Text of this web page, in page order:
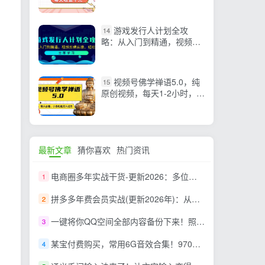
14 游戏发行人计划全攻
略：从入门到精通，视频剪
15 视频号佛学禅语5.0，纯
原创视频，每天1-2小时，保
最新文章 猜你喜欢 热门资讯
1 电商圈多年实战干货-更新2026：多位资深师兄实战干货/覆盖全域平台，中小卖家可复制的盈利指南
2 拼多多年费会员实战(更新2026年)：从基础到高阶盈利，干货拉满，帮你建立稳定盈利运营知识体系
3 一键将你QQ空间全部内容备份下来！照片 / 视频 /动态信息全存本地，Github最新开源项目 QzoneArchive
4 某宝付费购买，常用6G音效合集！970+首宣传片背景音乐，无版权可商用大气素材，分类清晰，高质量内容